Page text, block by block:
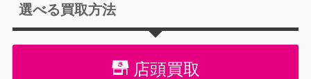
選べる買取方法
店頭買取